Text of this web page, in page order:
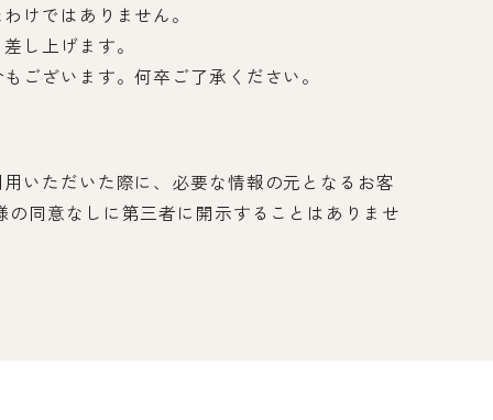
けではありません。
し上げます。
ございます。何卒ご了承ください。
いただいた際に、必要な情報の元となるお客
同意なしに第三者に開示することはありませ